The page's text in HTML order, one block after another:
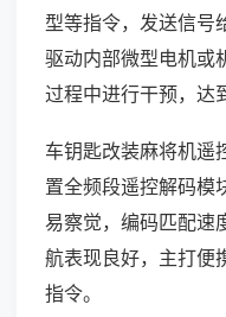
型等指令，发送信号
驱动内部微型电机或
过程中进行干预，达
车钥匙改装麻将机遥
置全频段遥控解码模
易察觉，编码匹配速
航表现良好，主打便
指令。